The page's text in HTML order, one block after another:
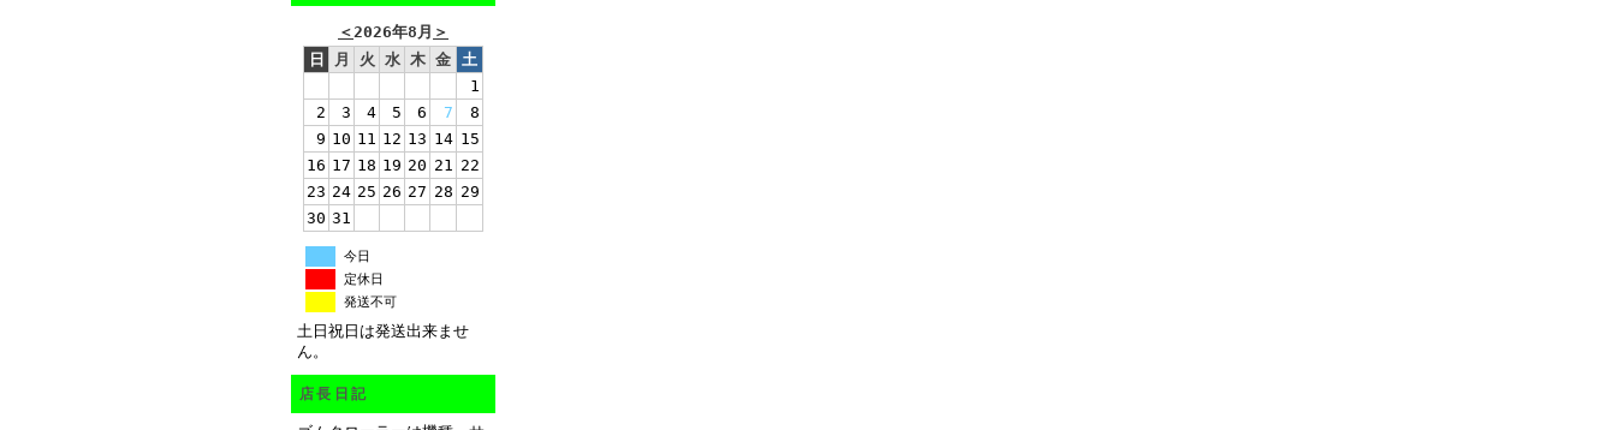
＜2026年8月 ＞
日
月 火 水 木 金 土
1
2
3 4 5 6 7
8
9 10 11 12 13 14 15
16 17 18 19 20 21 22
23 24 25 26 27 28 29
30 31
今日
定休日
発送不可
土日祝日は発送出来ませ
ん。
店長日記